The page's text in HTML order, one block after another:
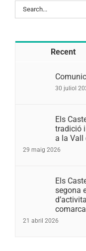
Search
for:
Recent
30 juliol
Els
tradició
a la Vall
29 maig 2026
Els
segona
comarca
21 abril 2026